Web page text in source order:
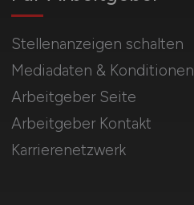
Stellenanzeigen schalten
Mediadaten & Konditionen
Arbeitgeber Seite
Arbeitgeber Kontakt
Karrierenetzwerk